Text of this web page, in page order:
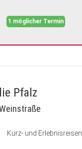
1 möglicher Termin
Pfalz
Kurz- und Erlebnisreisen